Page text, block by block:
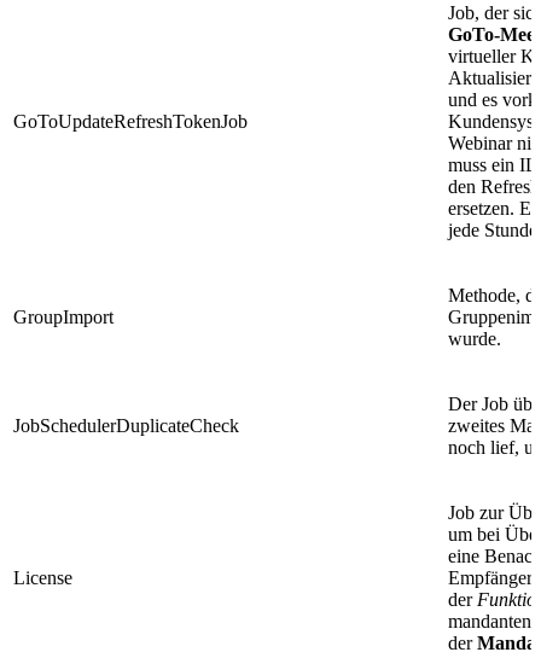
GoToUpdateRefreshTokenJob
Job, der
GoTo-
virtueller
und es
Webinar
muss ein
den
ersetzen.
jede
GroupImport
Methode,
wurde.
JobSchedulerDuplicateCheck
Der Job
zweites
noch lief,
License
Job zur
um bei
eine
Empfänger
der
der